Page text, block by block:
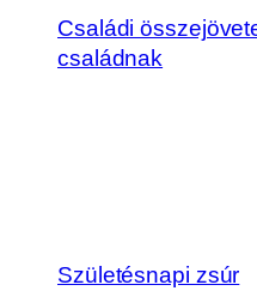
Családi
családnak
Születésnapi zsúr